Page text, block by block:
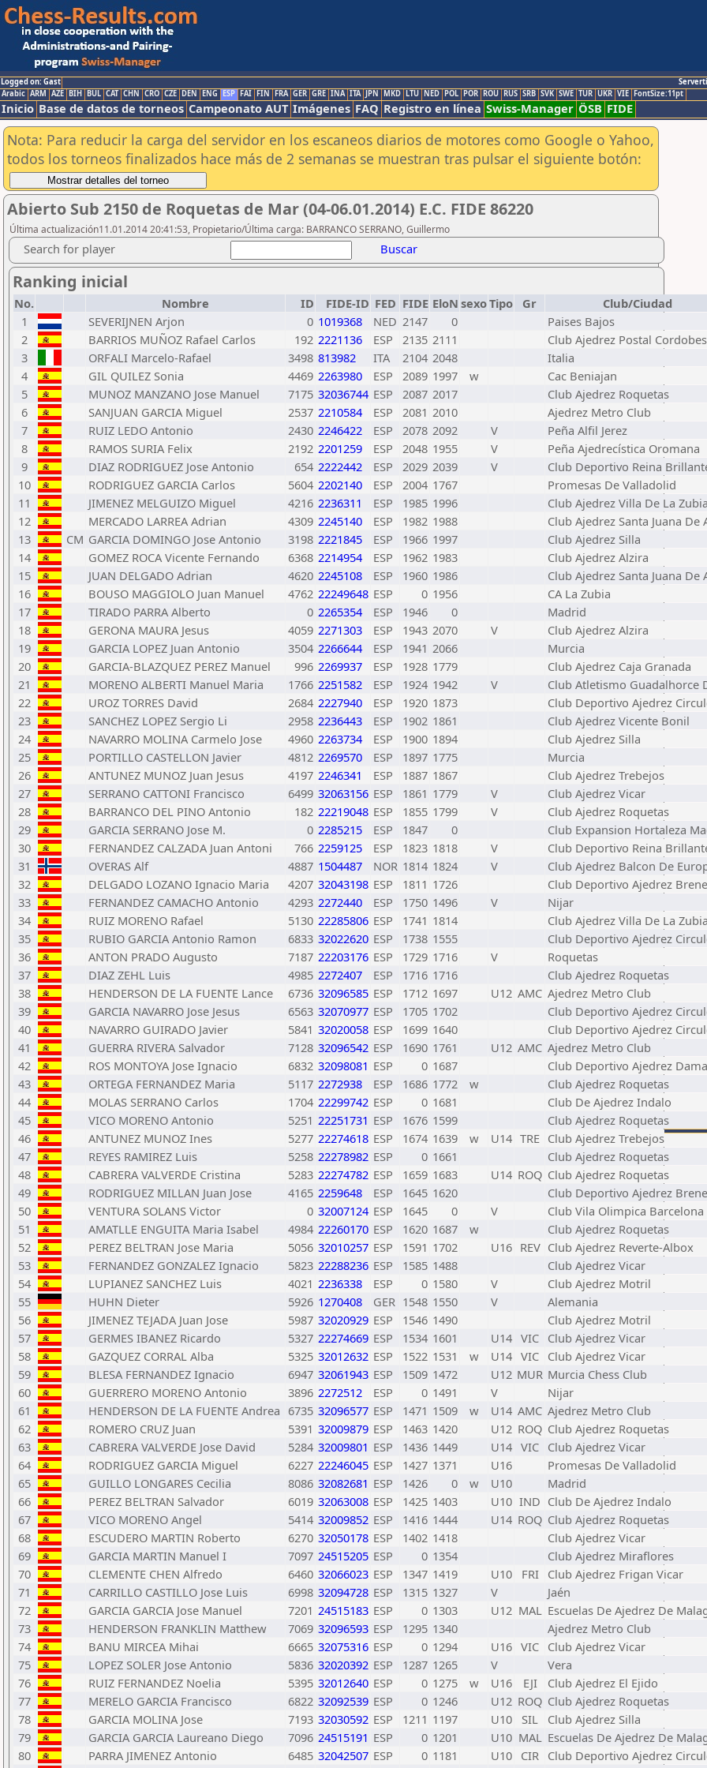
Logged on: Gast
Arabic ARM AZE BIH BUL CAT CHN CRO CZE DEN ENG ESP FAI FIN FRA GER GRE INA ITA JPN MKD LTU NED POL POR ROU RUS SRB SVK SWE TUR UKR VIE FontSize:11pt
Inicio Base de datos de torneos Campeonato AUT Imágenes FAQ Registro en línea Swiss-Manager ÖSB FIDE
Nota: Para reducir la carga del servidor en los escaneos diarios de motores como Google o Yahoo,
todos los torneos finalizados hace más de 2 semanas se muestran tras pulsar el siguiente botón:
Abierto Sub 2150 de Roquetas de Mar (04-06.01.2014) E.C. FIDE 86220
Última actualización11.01.2014 20:41:53, Propietario/Última carga: BARRANCO SERRANO, Guillermo
Search for player Buscar
Ranking inicial
No. Nombre ID FIDE-ID FED FIDE EloN sexoTipo Gr
Club/Ciudad
1
SEVERIJNEN Arjon 0 1019368 NED 2147 0
Paises Bajos
2
BARRIOS MUÑOZ Rafael Carlos 192 2221136 ESP 2135 2111
Club Ajedrez Postal Cordobes
3
ORFALI Marcelo-Rafael 3498 813982 ITA 2104 2048
Italia
4
GIL QUILEZ Sonia 4469 2263980 ESP 2089 1997 w
Cac Beniajan
5
MUNOZ MANZANO Jose Manuel 7175 32036744 ESP 2087 2017
Club Ajedrez Roquetas
6
SANJUAN GARCIA Miguel 2537 2210584 ESP 2081 2010
Ajedrez Metro Club
7
RUIZ LEDO Antonio 2430 2246422 ESP 2078 2092 V
Peña Alfil Jerez
8
RAMOS SURIA Felix 2192 2201259 ESP 2048 1955 V
Peña Ajedrecística Oromana
9
DIAZ RODRIGUEZ Jose Antonio 654 2222442 ESP 2029 2039 V
Club Deportivo Reina
10
RODRIGUEZ GARCIA Carlos 5604 2202140 ESP 2004 1767
Promesas De Valladolid
11
JIMENEZ MELGUIZO Miguel 4216 2236311 ESP 1985 1996
Club Ajedrez Villa De La Zubia
12
MERCADO LARREA Adrian 4309 2245140 ESP 1982 1988
Club Ajedrez Santa Juana De
13
CM GARCIA DOMINGO Jose Antonio 3198 2221845 ESP 1966 1997
Club Ajedrez Silla
14
GOMEZ ROCA Vicente Fernando 6368 2214954 ESP 1962 1983
Club Ajedrez Alzira
15
JUAN DELGADO Adrian 4620 2245108 ESP 1960 1986
Club Ajedrez Santa Juana De
16
BOUSO MAGGIOLO Juan Manuel 4762 22249648 ESP 0 1956
CA La Zubia
17
TIRADO PARRA Alberto 0 2265354 ESP 1946 0
Madrid
18
GERONA MAURA Jesus 4059 2271303 ESP 1943 2070 V
Club Ajedrez Alzira
19
GARCIA LOPEZ Juan Antonio 3504 2266644 ESP 1941 2066
Murcia
20
GARCIA-BLAZQUEZ PEREZ Manuel 996 2269937 ESP 1928 1779
Club Ajedrez Caja Granada
21
MORENO ALBERTI Manuel Maria 1766 2251582 ESP 1924 1942 V
Club Atletismo Guadalhorce
22
UROZ TORRES David 2684 2227940 ESP 1920 1873
Club Deportivo Ajedrez
23
SANCHEZ LOPEZ Sergio Li 2958 2236443 ESP 1902 1861
Club Ajedrez Vicente Bonil
24
NAVARRO MOLINA Carmelo Jose 4960 2263734 ESP 1900 1894
Club Ajedrez Silla
25
PORTILLO CASTELLON Javier 4812 2269570 ESP 1897 1775
Murcia
26
ANTUNEZ MUNOZ Juan Jesus 4197 2246341 ESP 1887 1867
Club Ajedrez Trebejos
27
SERRANO CATTONI Francisco 6499 32063156 ESP 1861 1779 V
Club Ajedrez Vicar
28
BARRANCO DEL PINO Antonio 182 22219048 ESP 1855 1799 V
Club Ajedrez Roquetas
29
GARCIA SERRANO Jose M. 0 2285215 ESP 1847 0
Club Expansion Hortaleza
30
FERNANDEZ CALZADA Juan Antoni 766 2259125 ESP 1823 1818 V
Club Deportivo Reina
31
OVERAS Alf 4887 1504487 NOR 1814 1824 V
Club Ajedrez Balcon De
32
DELGADO LOZANO Ignacio Maria 4207 32043198 ESP 1811 1726
Club Deportivo Ajedrez
33
FERNANDEZ CAMACHO Antonio 4293 2272440 ESP 1750 1496 V
Nijar
34
RUIZ MORENO Rafael 5130 22285806 ESP 1741 1814
Club Ajedrez Villa De La Zubia
35
RUBIO GARCIA Antonio Ramon 6833 32022620 ESP 1738 1555
Club Deportivo Ajedrez
36
ANTON PRADO Augusto 7187 22203176 ESP 1729 1716 V
Roquetas
37
DIAZ ZEHL Luis 4985 2272407 ESP 1716 1716
Club Ajedrez Roquetas
38
HENDERSON DE LA FUENTE Lance 6736 32096585 ESP 1712 1697 U12 AMC Ajedrez Metro Club
39
GARCIA NAVARRO Jose Jesus 6563 32070977 ESP 1705 1702
Club Deportivo Ajedrez
40
NAVARRO GUIRADO Javier 5841 32020058 ESP 1699 1640
Club Deportivo Ajedrez
41
GUERRA RIVERA Salvador 7128 32096542 ESP 1690 1761 U12 AMC Ajedrez Metro Club
42
ROS MONTOYA Jose Ignacio 6832 32098081 ESP 0 1687
Club Deportivo Ajedrez
43
ORTEGA FERNANDEZ Maria 5117 2272938 ESP 1686 1772 w
Club Ajedrez Roquetas
44
MOLAS SERRANO Carlos 1704 22299742 ESP 0 1681
Club De Ajedrez Indalo
45
VICO MORENO Antonio 5251 22251731 ESP 1676 1599
Club Ajedrez Roquetas
46
ANTUNEZ MUNOZ Ines 5277 22274618 ESP 1674 1639 w U14 TRE Club Ajedrez Trebejos
47
REYES RAMIREZ Luis 5258 22278982 ESP 0 1661
Club Ajedrez Roquetas
48
CABRERA VALVERDE Cristina 5283 22274782 ESP 1659 1683 U14 ROQ Club Ajedrez Roquetas
49
RODRIGUEZ MILLAN Juan Jose 4165 2259648 ESP 1645 1620
Club Deportivo Ajedrez
50
VENTURA SOLANS Victor 0 32007124 ESP 1645 0 V
Club Vila Olimpica Barcelona
51
AMATLLE ENGUITA Maria Isabel 4984 22260170 ESP 1620 1687 w
Club Ajedrez Roquetas
52
PEREZ BELTRAN Jose Maria 5056 32010257 ESP 1591 1702 U16 REV Club Ajedrez Reverte-Albox
53
FERNANDEZ GONZALEZ Ignacio 5823 22288236 ESP 1585 1488
Club Ajedrez Vicar
54
LUPIANEZ SANCHEZ Luis 4021 2236338 ESP 0 1580 V
Club Ajedrez Motril
55
HUHN Dieter 5926 1270408 GER 1548 1550 V
Alemania
56
JIMENEZ TEJADA Juan Jose 5987 32020929 ESP 1546 1490
Club Ajedrez Motril
57
GERMES IBANEZ Ricardo 5327 22274669 ESP 1534 1601 U14 VIC Club Ajedrez Vicar
58
GAZQUEZ CORRAL Alba 5325 32012632 ESP 1522 1531 w U14 VIC Club Ajedrez Vicar
59
BLESA FERNANDEZ Ignacio 6947 32061943 ESP 1509 1472 U12 MUR Murcia Chess Club
60
GUERRERO MORENO Antonio 3896 2272512 ESP 0 1491 V
Nijar
61
HENDERSON DE LA FUENTE Andrea 6735 32096577 ESP 1471 1509 w U14 AMC Ajedrez Metro Club
62
ROMERO CRUZ Juan 5391 32009879 ESP 1463 1420 U12 ROQ Club Ajedrez Roquetas
63
CABRERA VALVERDE Jose David 5284 32009801 ESP 1436 1449 U14 VIC Club Ajedrez Vicar
64
RODRIGUEZ GARCIA Miguel 6227 22246045 ESP 1427 1371 U16
Promesas De Valladolid
65
GUILLO LONGARES Cecilia 8086 32082681 ESP 1426 0 w U10
Madrid
66
PEREZ BELTRAN Salvador 6019 32063008 ESP 1425 1403 U10 IND Club De Ajedrez Indalo
67
VICO MORENO Angel 5414 32009852 ESP 1416 1444 U14 ROQ Club Ajedrez Roquetas
68
ESCUDERO MARTIN Roberto 6270 32050178 ESP 1402 1418
Club Ajedrez Vicar
69
GARCIA MARTIN Manuel I 7097 24515205 ESP 0 1354
Club Ajedrez Miraflores
70
CLEMENTE CHEN Alfredo 6460 32066023 ESP 1347 1419 U10 FRI
Club Ajedrez Frigan Vicar
71
CARRILLO CASTILLO Jose Luis 6998 32094728 ESP 1315 1327 V
Jaén
72
GARCIA GARCIA Jose Manuel 7201 24515183 ESP 0 1303 U12 MAL Escuelas De Ajedrez De
73
HENDERSON FRANKLIN Matthew 7069 32096593 ESP 1295 1340
Ajedrez Metro Club
74
BANU MIRCEA Mihai 6665 32075316 ESP 0 1294 U16 VIC Club Ajedrez Vicar
75
LOPEZ SOLER Jose Antonio 5836 32020392 ESP 1287 1265 V
Vera
76
RUIZ FERNANDEZ Noelia 5395 32012640 ESP 0 1275 w U16 EJI
Club Ajedrez El Ejido
77
MERELO GARCIA Francisco 6822 32092539 ESP 0 1246 U12 ROQ Club Ajedrez Roquetas
78
GARCIA MOLINA Jose 7193 32030592 ESP 1211 1197 U10 SIL
Club Ajedrez Silla
79
GARCIA GARCIA Laureano Diego 7096 24515191 ESP 0 1201 U10 MAL Escuelas De Ajedrez De
80
PARRA JIMENEZ Antonio 6485 32042507 ESP 0 1181 U10 CIR Club Deportivo Ajedrez